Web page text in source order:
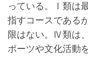
っている。Ⅰ類は
指すコースである
限はない。Ⅳ類は
ポーツや文化活動